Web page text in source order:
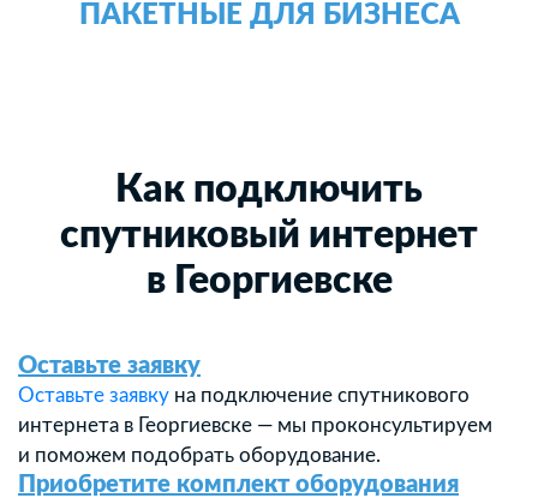
ПАКЕТНЫЕ ДЛЯ БИЗНЕСА
Как подключить
спутниковый интернет
в Георгиевске
Оставьте заявку
Оставьте заявку на подключение спутникового
интернета в Георгиевске — мы проконсультируем
и поможем подобрать оборудование.
Приобретите комплект оборудования